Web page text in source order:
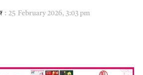
: 25 February 2026, 3:03 pm